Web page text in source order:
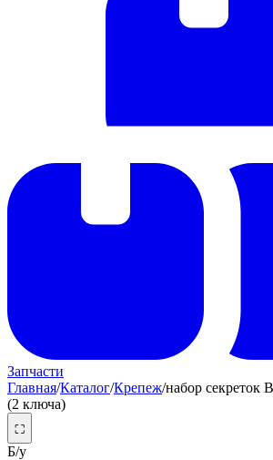
Запчасти
Главная/Каталог/Крепеж/набор
(2 ключа)
⛶
Б/у